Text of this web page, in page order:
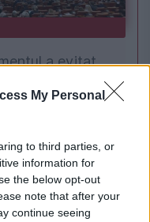
My Personal
to third parties, or
information for
the below opt-out
note that after your
continue seeing
a evitat
din PNRR și a
din SAFE